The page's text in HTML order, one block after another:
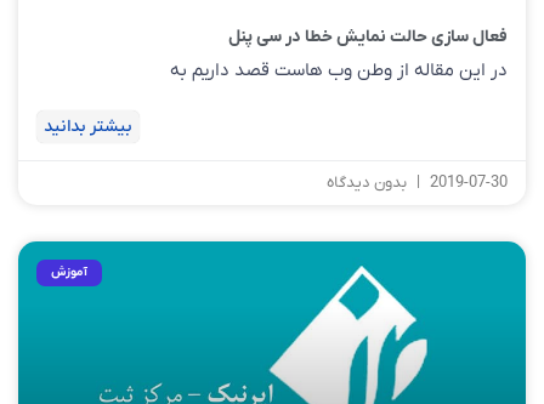
فعال سازی حالت نمایش خطا در سی پنل
در این مقاله از وطن وب هاست قصد داریم به
بیشتر بدانید
2019-07-30 بدون دیدگاه
آموزش